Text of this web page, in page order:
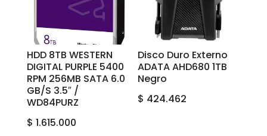
HDD 8TB WESTERN
DIGITAL PURPLE 5400
RPM 256MB SATA 6.0
GB/S 3.5″ /
WD84PURZ
$ 1.615.000
Disco Duro Externo
ADATA AHD680 1TB
Negro
$ 424.462